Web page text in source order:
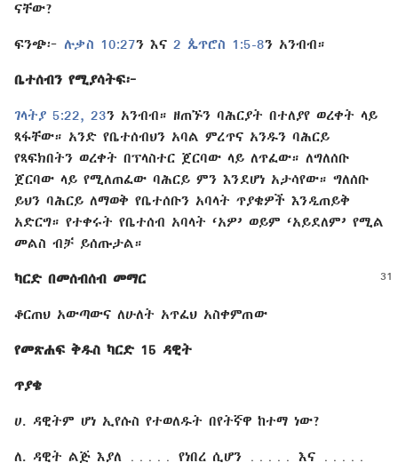
ናቸው?
ፍንጭ፦ ሉቃስ 10:27⁠ን እና 2 ጴጥሮስ 1:5-8⁠ን አንብብ።
ቤተሰብን የሚያሳትፍ፦
ገላትያ 5:22, 23⁠ን አንብብ። ዘጠኙን ባሕርያት በተለያየ ወረቀት ላይ
ጻፋቸው። አንድ የቤተሰብህን አባል ምረጥና አንዱን ባሕርይ
የጻፍክበትን ወረቀት በፕላስተር ጀርባው ላይ ለጥፈው። ለግለሰቡ
ጀርባው ላይ የሚለጠፈው ባሕርይ ምን እንደሆነ አታሳየው። ግለሰቡ
ይህን ባሕርይ ለማወቅ የቤተሰቡን አባላት ጥያቄዎች እንዲጠይቅ
አድርግ። የተቀሩት የቤተሰብ አባላት ‘አዎ’ ወይም ‘አይደለም’ የሚል
መልስ ብቻ ይሰጡታል።
ካርድ በመሰብሰብ መማር
ቆርጠህ አውጣውና ለሁለት አጥፈህ አስቀምጠው
የመጽሐፍ ቅዱስ ካርድ 15 ዳዊት
ጥያቄ
ሀ. ዳዊትም ሆነ ኢየሱስ የተወለዱት በየትኛዋ ከተማ ነው?
ለ. ዳዊት ልጅ እያለ ․․․․․ የነበረ ሲሆን ․․․․․ እና ․․․․․